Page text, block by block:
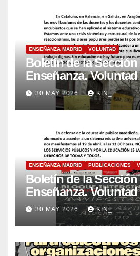
ENSEÑANZA MADRID VOLUNTAD
Boletín de la Sección
Enseñanza. Voluntad
30 MAY 2026 KIN_
ENSEÑANZA MADRID PUBLICACIONES
Boletín de la Sección
Enseñanza. Voluntad
30 MAY 2026 KIN_